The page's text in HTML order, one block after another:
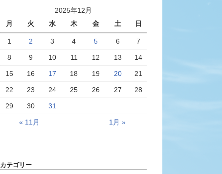
2025年12月
月
火 水 木 金 土 日
1 2 3 4 5 6 7
8 9 10 11 12 13 14
15 16 17 18 19 20 21
22 23 24 25 26 27 28
29 30 31
« 11月 1月 »
カテゴリー